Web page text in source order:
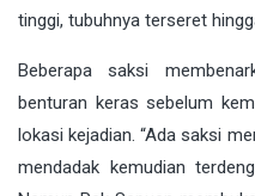
tinggi, tubuhnya terseret
Beberapa saksi
benturan keras sebelum
lokasi kejadian. “Ada saksi
mendadak kemudian